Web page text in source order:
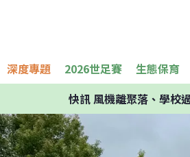
深度專題 2026世足賽 生態保育
快訊風機離聚落、學校